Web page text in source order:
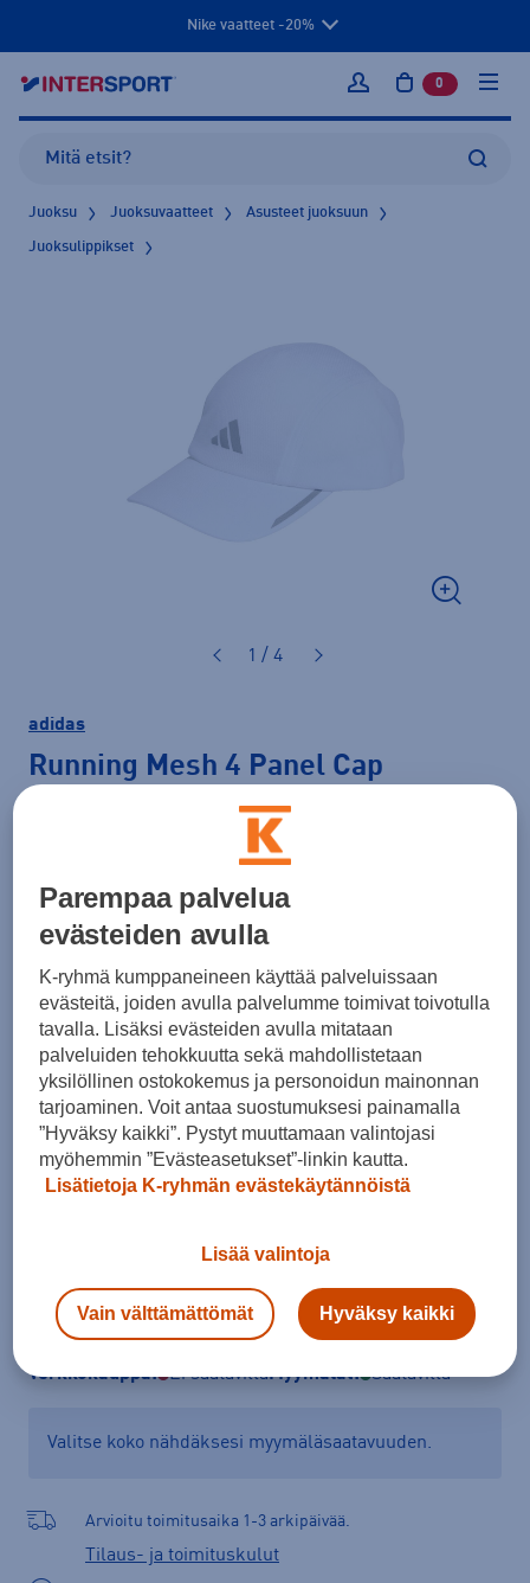
Nike vaatteet -20%
Kirjaudu sisään
0 tuotetta
Juoksu Juoksuvaatteet Asusteet juoksuun
Juoksulippikset
1 / 4
adidas
Running Mesh 4 Panel Cap
-lippis
Valkoinen
Koko
One size
Kokotaulukko
Tarkista saatavuus ja tilaa myymälästä
Verkkokauppa: Ei saatavillaMyymälät: Saatavilla
Valitse koko nähdäksesi myymäläsaatavuuden.
Arvioitu toimitusaika 1-3 arkipäivää.
Tilaus- ja toimituskulut
Parempaa palvelua
evästeiden avulla
K-ryhmä kumppaneineen käyttää palveluissaan
evästeitä, joiden avulla palvelumme toimivat toivotulla
tavalla. Lisäksi evästeiden avulla mitataan
palveluiden tehokkuutta sekä mahdollistetaan
yksilöllinen ostokokemus ja personoidun mainonnan
tarjoaminen. Voit antaa suostumuksesi painamalla
”Hyväksy kaikki”. Pystyt muuttamaan valintojasi
myöhemmin ”Evästeasetukset”-linkin kautta.
Lisätietoja K-ryhmän evästekäytännöistä
Lisää valintoja
Vain välttämättömät Hyväksy kaikki